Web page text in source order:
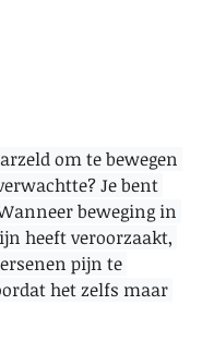
om te bewegen
Je bent
beweging in
heeft veroorzaakt,
pijn te
het zelfs maar